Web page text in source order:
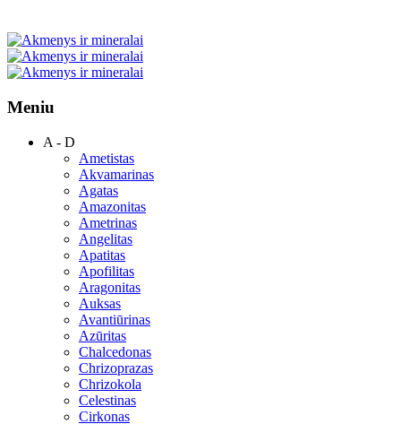
Meniu
A - D
Ametistas
Akvamarinas
Agatas
Amazonitas
Ametrinas
Angelitas
Apatitas
Apofilitas
Aragonitas
Auksas
Avantiūrinas
Azūritas
Chalcedonas
Chrizoprazas
Chrizokola
Celestinas
Cirkonas